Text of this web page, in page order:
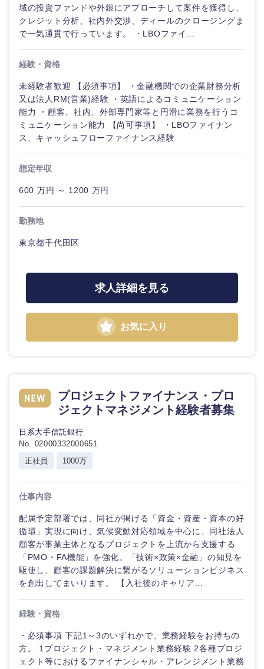
奈良県 和歌山県
中国・四国地方
鳥取県 島根県
岡山県
山口県 徳島県
域の投資ファンドや外銀にアプローチして案件を獲得し、
クレジット分析、社内外交渉、ディールのクロージングま
で一気通貫で行っています。 ・LBOファイ...
経験・資格
未経験者歓迎 【必須事項】 ・金融機関での企業財務分析
又は法人RM(営業)経験 ・英語によるコミュニケーション
能力 ・顧客、社内、外部専門家等と円滑に業務を行うコ
ミュニケーション能力 【尚可事項】 ・LBOファイナン
ス、キャッシュフローファイナンス経験
想定年収
600 万円 ～ 1200 万円
勤務地
東京都千代田区
求人詳細を見る
お気に入り
プロジェクトファイナンス・プロ
ジェクトマネジメント経験者募集
日系大手信託銀行
No. 02000332000651
正社員
1000万
仕事内容
配属予定部署では、同社が掲げる「資金・資産・資本の好
循環」実現に向け、気候変動対応領域を中心に、同社法人
顧客が事業主体となるプロジェクトを上流から支援する
「PMO・FA機能」を強化。「技術×政策×金融」の知見を
駆使し、顧客の課題解決に繋がるソリューションビジネス
を創出してまいります。 【入社後のキャリア...
経験・資格
・必須事項 下記1～3のいずれかで、業務経験をお持ちの
方。 1プロジェクト・マネジメント業務経験 2各種プロジ
ェクト等におけるファイナンシャル・アレンジメント業務